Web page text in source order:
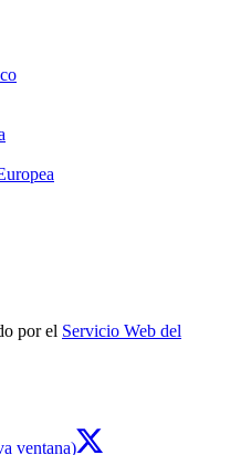
por el Servicio Web del
ventana)